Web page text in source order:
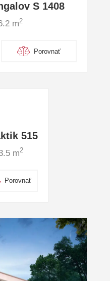
S 1408
m2
Porovnať
515
m2
Porovnať